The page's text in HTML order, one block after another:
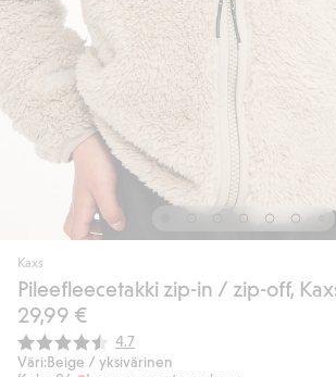
Kaxs
Pileefleecetakki zip-in / zip-off,
29,99 €
Keskimääräinen luokitus:
4.7
Väri:Beige / yksivärinen